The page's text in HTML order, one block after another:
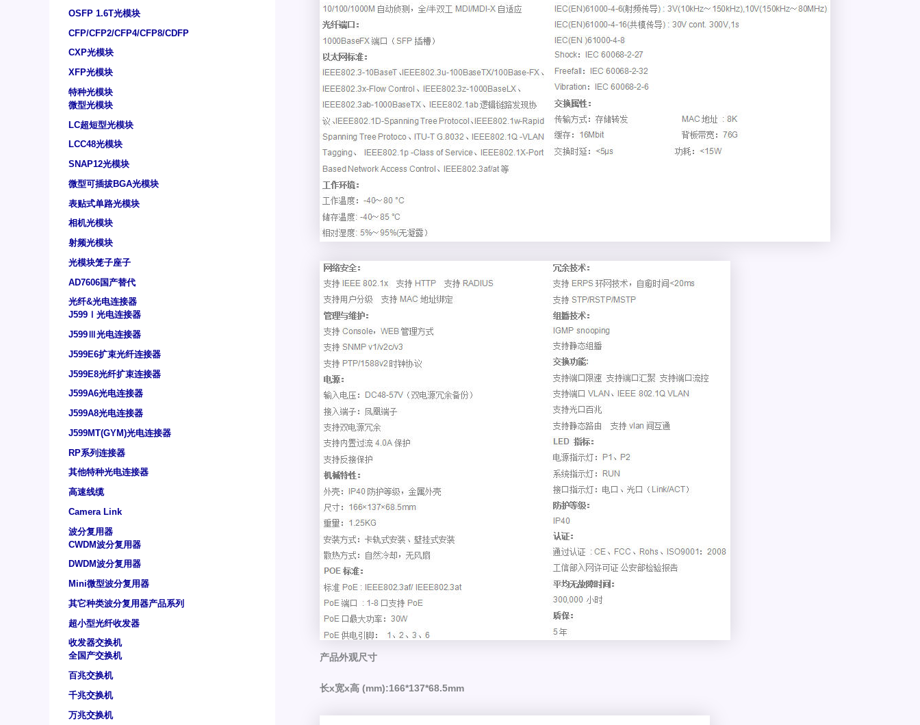
OSFP 1.6T光模块
CFP/CFP2/CFP4/CFP8/CDFP
CXP光模块
XFP光模块
特种光模块
微型光模块
LC超短型光模块
LCC48光模块
SNAP12光模块
微型可插拔BGA光模块
表贴式单路光模块
相机光模块
射频光模块
光模块笼子座子
AD7606国产替代
光纤&光电连接器
J599Ⅰ光电连接器
J599Ⅲ光电连接器
J599E6扩束光纤连接器
J599E8光纤扩束连接器
J599A6光电连接器
J599A8光电连接器
J599MT(GYM)光电连接器
RP系列连接器
其他特种光电连接器
高速线缆
Camera Link
波分复用器
CWDM波分复用器
DWDM波分复用器
Mini微型波分复用器
其它种类波分复用器产品系列
超小型光纤收发器
收发器交换机
全国产交换机
百兆交换机
千兆交换机
万兆交换机
产品外观尺寸
长x宽x高 (mm):166*137*68.5mm